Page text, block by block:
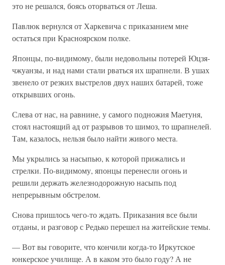
это не решался, боясь оторваться от Леша.
Павлюк вернулся от Харкевича с приказанием мне
остаться при Красноярском полке.
Японцы, по-видимому, были недовольны потерей Юцзя-
чжуанзы, и над нами стали рваться их шрапнели. В ушах
звенело от резких выстрелов двух наших батарей, тоже
открывших огонь.
Слева от нас, на равнине, у самого подножия Маетуня,
стоял настоящий ад от разрывов то шимоз, то шрапнелей.
Там, казалось, нельзя было найти живого места.
Мы укрылись за насыпью, к которой прижались и
стрелки. По-видимому, японцы перенесли огонь и
решили держать железнодорожную насыпь под
непрерывным обстрелом.
Снова пришлось чего-то ждать. Приказания все были
отданы, и разговор с Редько перешел на житейские темы.
— Вот вы говорите, что кончили когда-то Иркутское
юнкерское училище. А в каком это было году? А не